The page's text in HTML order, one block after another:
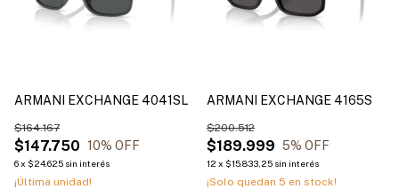
ARMANI EXCHANGE 4041SL
$147.750
$164.167
10% OFF
6x $24.625 sin interés
¡Última unidad!
ARMANI EXCHANGE 4165S
$189.999
$200.512
5% OFF
12 x $15.833,25 sin interés
¡Solo quedan 5 en stock!